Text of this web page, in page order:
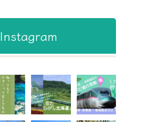
Instagram